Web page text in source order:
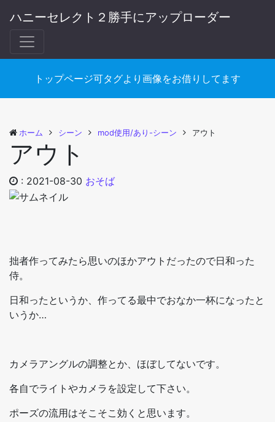
ハニーセレクト２勝手にアップローダー
トップページ可タグより画像をお借りしてます
ホーム シーン mod使用/あり-シーン アウト
アウト
: 2021-08-30 おそば
拙者作ってみたら思いのほかアウトだったので日和った
侍。
日和ったというか、作ってる最中でおなか一杯になったと
いうか…
カメラアングルの調整とか、ほぼしてないです。
各自でライトやカメラを設定して下さい。
ポーズの流用はそこそこ効くと思います。